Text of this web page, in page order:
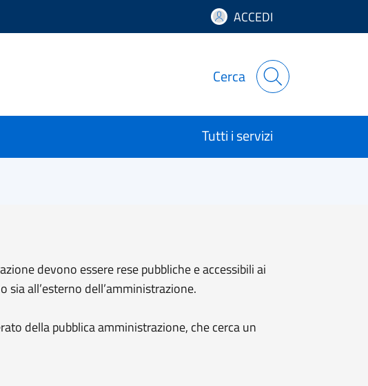
ACCEDI
Cerca
Tutti i servizi
devono essere rese pubbliche e accessibili ai
all’esterno dell’amministrazione.
della pubblica amministrazione, che cerca un